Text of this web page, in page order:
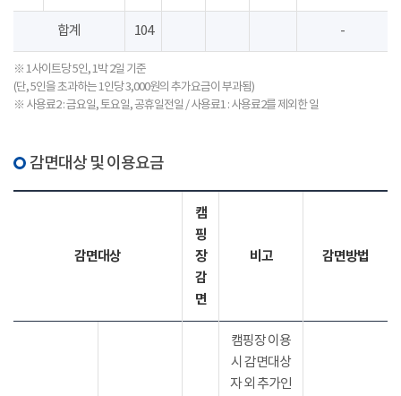
합계 104 -
※ 1사이트당 5인, 1박 2일 기준
(단, 5인을 초과하는 1인당 3,000원의 추가요금이 부과됨)
※ 사용료2 : 금요일, 토요일, 공휴일전일 / 사용료1 : 사용료2를 제외한 일
감면대상 및 이용요금
감면대상
캠
핑
장
감
면
비고 감면방법
캠핑장 이용
시 감면대상
자 외 추가인